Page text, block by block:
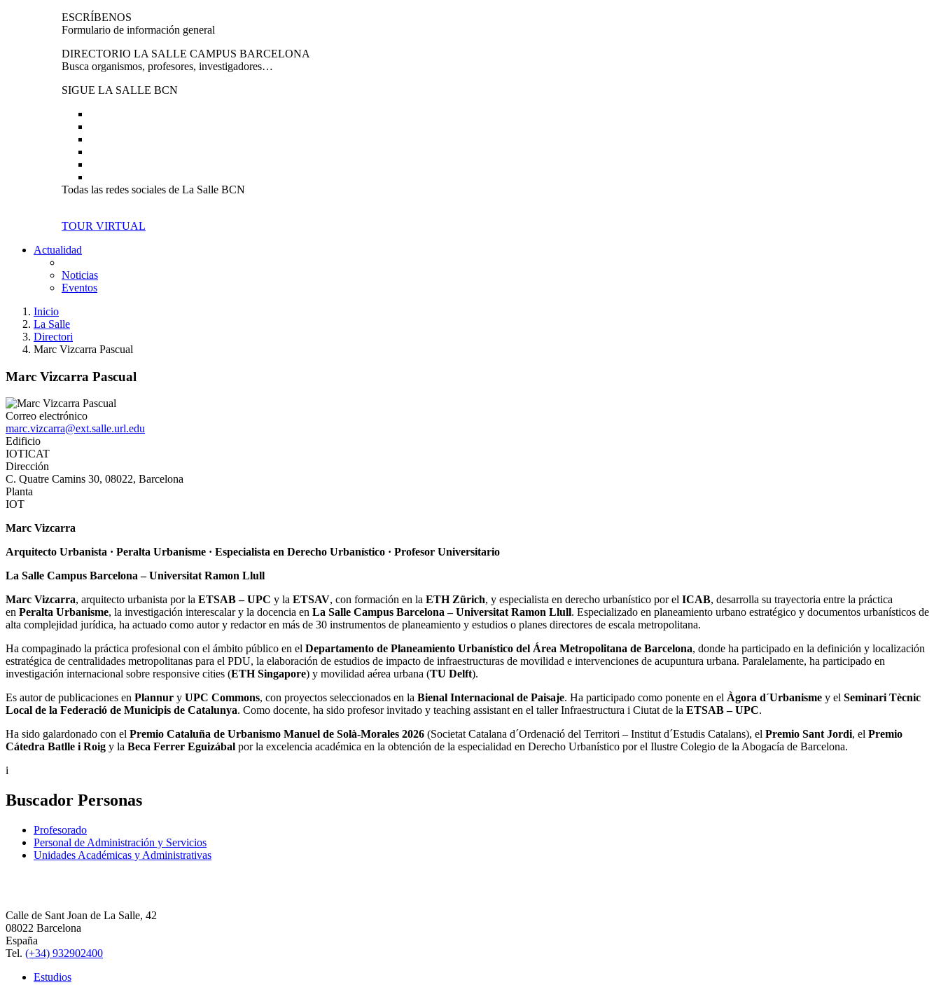
ESCRÍBENOS
Formulario de información general
DIRECTORIO LA SALLE CAMPUS BARCELONA
Busca organismos, profesores, investigadores…
SIGUE LA SALLE BCN
Todas las redes sociales de La Salle BCN
TOUR VIRTUAL
Actualidad
Noticias
Eventos
Inicio
La Salle
Directori
Marc Vizcarra Pascual
Marc Vizcarra Pascual
Correo electrónico
marc.vizcarra@ext.salle.url.edu
Edificio
IOTICAT
Dirección
C. Quatre Camins 30, 08022, Barcelona
Planta
IOT
Marc Vizcarra
Arquitecto Urbanista · Peralta Urbanisme · Especialista en Derecho Urbanístico · Profesor Universitario
La Salle Campus Barcelona – Universitat Ramon Llull
Marc Vizcarra, arquitecto urbanista por la ETSAB – UPC y la ETSAV, con formación en la ETH Zürich, y especialista en derecho urbanístico por el ICAB, desarrolla su trayectoria entre la práctica
en Peralta Urbanisme, la investigación interescalar y la docencia en La Salle Campus Barcelona – Universitat Ramon Llull. Especializado en planeamiento urbano estratégico y documentos urbanísticos de
alta complejidad jurídica, ha actuado como autor y redactor en más de 30 instrumentos de planeamiento y estudios o planes directores de escala metropolitana.
Ha compaginado la práctica profesional con el ámbito público en el Departamento de Planeamiento Urbanístico del Área Metropolitana de Barcelona, donde ha participado en la definición y localización
estratégica de centralidades metropolitanas para el PDU, la elaboración de estudios de impacto de infraestructuras de movilidad e intervenciones de acupuntura urbana. Paralelamente, ha participado en
investigación internacional sobre responsive cities (ETH Singapore) y movilidad aérea urbana (TU Delft).
Es autor de publicaciones en Plannur y UPC Commons, con proyectos seleccionados en la Bienal Internacional de Paisaje. Ha participado como ponente en el Àgora d´Urbanisme y el Seminari Tècnic
Local de la Federació de Municipis de Catalunya. Como docente, ha sido profesor invitado y teaching assistant en el taller Infraestructura i Ciutat de la ETSAB – UPC.
Ha sido galardonado con el Premio Cataluña de Urbanismo Manuel de Solà-Morales 2026 (Societat Catalana d´Ordenació del Territori – Institut d´Estudis Catalans), el Premio Sant Jordi, el Premio
Cátedra Batlle i Roig y la Beca Ferrer Eguizábal por la excelencia académica en la obtención de la especialidad en Derecho Urbanístico por el Ilustre Colegio de la Abogacía de Barcelona.
i
Buscador Personas
Profesorado
Personal de Administración y Servicios
Unidades Académicas y Administrativas
Calle de Sant Joan de La Salle, 42
08022 Barcelona
España
Tel. (+34) 932902400
Estudios